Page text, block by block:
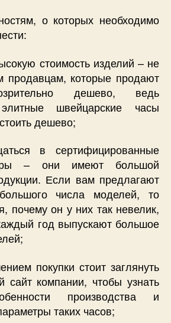
о которых необходимо
стоимость изделий – не
продавцам, которые продают
дешево, ведь
швейцарские часы
дешево;
в сертифицированные
– они имеют большой
Если вам предлагают
числа моделей, то
почему он у них так невелик,
год выпускают большое
покупки стоит заглянуть
сайт компании, чтобы узнать
производства и
таких часов;